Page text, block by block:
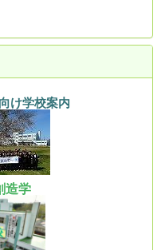
け学校案内
造学